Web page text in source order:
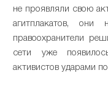
не проявляли свою
агитплакатов, они
правоохранители
сети уже
активистов ударами